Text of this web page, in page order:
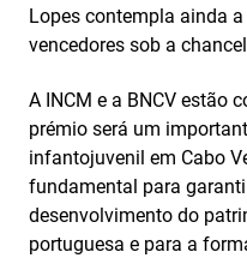
Lopes contempla ainda
vencedores sob a
A INCM e a BNCV estão
prémio será um
infantojuvenil em Cabo
fundamental para
desenvolvimento do
portuguesa e para a